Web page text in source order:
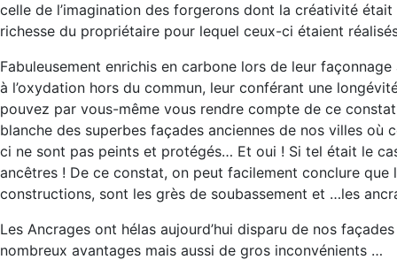
celle de l’imagination des forgerons dont la créativité
richesse du propriétaire pour lequel ceux-ci étaient
Fabuleusement enrichis en carbone lors de leur
à l’oxydation hors du commun, leur conférant une
pouvez par vous-même vous rendre compte de ce
blanche des superbes façades anciennes de nos villes
ci ne sont pas peints et protégés… Et oui ! Si tel était le
ancêtres ! De ce constat, on peut facilement conclure
constructions, sont les grès de soubassement et …les
Les Ancrages ont hélas aujourd’hui disparu de nos
nombreux avantages mais aussi de gros inconvénients …